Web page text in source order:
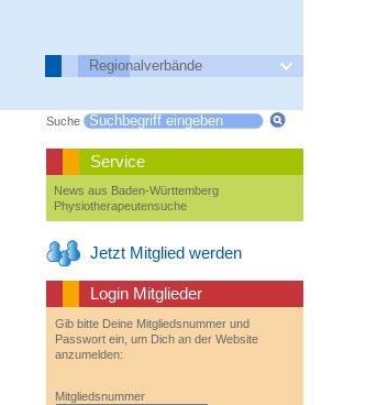
Regionalverbände
Suche
Service
News aus Baden-Württemberg
Physiotherapeutensuche
Jetzt Mitglied werden
Login Mitglieder
Gib bitte Deine Mitgliedsnummer und
Passwort ein, um Dich an der Website
anzumelden:
Mitgliedsnummer